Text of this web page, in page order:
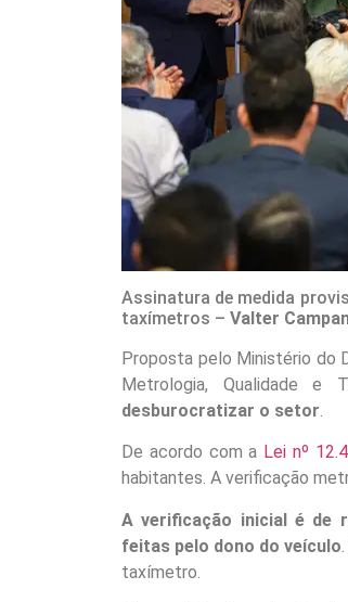
Assinatura de medida
taxímetros – Valter
Proposta pelo Ministério do
Metrologia, Qualidade e
desburocratizar o setor.
De acordo com a Lei nº
habitantes. A verificação
A verificação inicial é de
feitas pelo dono do veículo
taxímetro.